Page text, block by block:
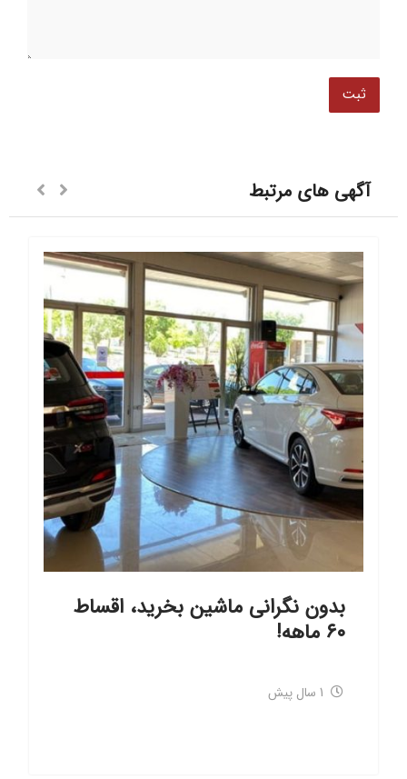
آگهی های مرتبط
بدون نگرانی ماشین بخرید، اقساط
۶۰ ماهه!
1 سال پیش